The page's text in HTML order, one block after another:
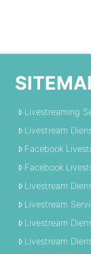
Livestreaming
Livestream
Facebook
Facebook
Livestream
Livestream
Livestream
Livestream